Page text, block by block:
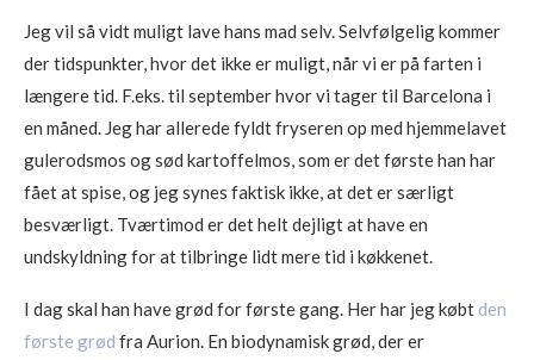
Jeg vil så vidt muligt lave hans mad selv. Selvfølgelig kommer
der tidspunkter, hvor det ikke er muligt, når vi er på farten i
længere tid. F.eks. til september hvor vi tager til Barcelona i
en måned. Jeg har allerede fyldt fryseren op med hjemmelavet
gulerodsmos og sød kartoffelmos, som er det første han har
fået at spise, og jeg synes faktisk ikke, at det er særligt
besværligt. Tværtimod er det helt dejligt at have en
undskyldning for at tilbringe lidt mere tid i køkkenet.
I dag skal han have grød for første gang. Her har jeg købt den
første grød fra Aurion. En biodynamisk grød, der er